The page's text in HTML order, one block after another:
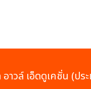
าวล์ เอ็ดดูเคชั่น (ปร